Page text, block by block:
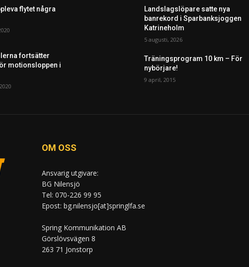
flytet några
fortsätter
motionsloppen i
Landslagslöpare satte nya
banrekord i Sparbanksjoggen
Katrineholm
5 augusti, 2026
Träningsprogram 10 km – För
nybörjare!
9 april, 2015
OM OSS
Ansvarig utgivare:
BG Nilensjö
Tel: 070-226 99 95
Epost: bg.nilensjo[at]springlfa.se
Spring Kommunikation AB
Görslövsvägen 8
263 71 Jonstorp